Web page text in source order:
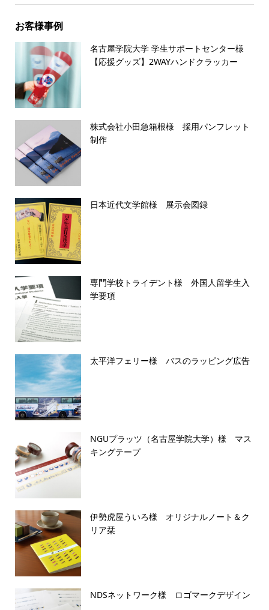
お客様事例
名古屋学院大学 学生サポートセンター様
【応援グッズ】2WAYハンドクラッカー
株式会社小田急箱根様 採用パンフレット
制作
日本近代文学館様 展示会図録
専門学校トライデント様 外国人留学生入
学要項
太平洋フェリー様 バスのラッピング広告
NGUプラッツ（名古屋学院大学）様 マス
キングテープ
伊勢虎屋ういろ様 オリジナルノート＆ク
リア栞
NDSネットワーク様 ロゴマークデザイン